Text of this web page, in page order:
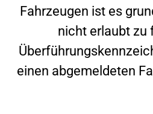
Fahrzeugen ist es
nicht erlaubt zu
einen abgemeldeten